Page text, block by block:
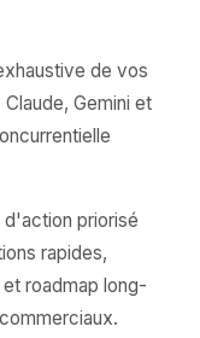
de vos
Gemini et
d'action priorisé
rapides,
roadmap long-